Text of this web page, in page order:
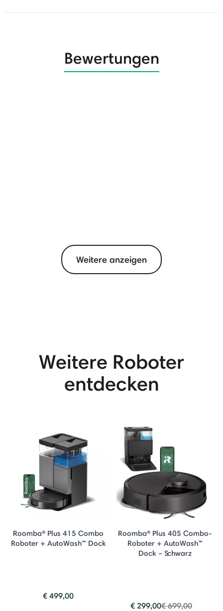
Bewertungen
Weitere anzeigen
Weitere Roboter
entdecken
Roomba® Plus 415 Combo
Roboter + AutoWash™ Dock
€ 499,00
Roomba® Plus 405 Combo-
Roboter + AutoWash™
Dock – Schwarz
€ 299,00Price reduced
€ 699,00to